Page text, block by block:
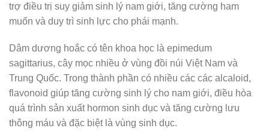
trợ điều trị suy giảm sinh lý nam giới, tăng cường ham
muốn và duy trì sinh lực cho phái mạnh.
Dâm dương hoắc có tên khoa học là epimedum
sagittarius, cây mọc nhiều ở vùng đồi núi Việt Nam và
Trung Quốc. Trong thành phần có nhiều các các alcaloid,
flavonoid giúp tăng cường sinh lý cho nam giới, điều hòa
quá trình sản xuất hormon sinh dục và tăng cường lưu
thông máu và đặc biệt là vùng sinh dục.